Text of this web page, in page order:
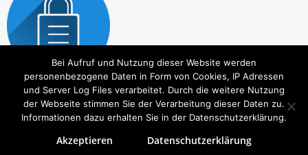
Copyright © 2026Tierbedarf – bvl-Shop . Alle Rechte vorbehalten. Theme:eStorevon ThemeGrill.
Bei Aufruf und Nutzung dieser Website werden
personenbezogene Daten in Form von Cookies, IP Adressen
und Server Log Files verarbeitet. Durch die weitere Nutzung
der Webseite stimmen Sie der Verarbeitung dieser Daten zu.
Informationen dazu erhalten Sie in der Datenschutzerklärung.
Akzeptieren Datenschutzerklärung